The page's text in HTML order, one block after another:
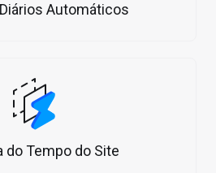
Automáticos
do Tempo do Site